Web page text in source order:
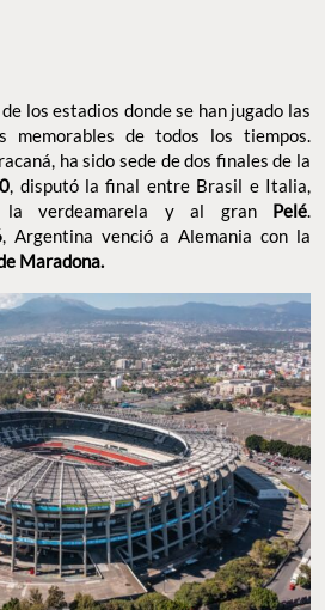
los estadios donde se han jugado las
memorables de todos los tiempos.
ha sido sede de dos finales de la
, disputó la final entre Brasil e Italia,
verdeamarela y al gran Pelé.
, Argentina venció a Alemania con la
Maradona.